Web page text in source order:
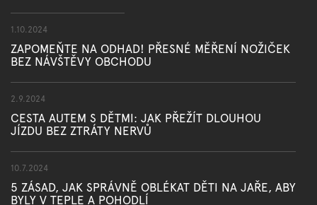
1.10.2024
ZAPOMEŇTE NA ODHAD! PŘESNÉ MĚŘENÍ NOŽIČEK
BEZ NÁVŠTĚVY OBCHODU
2.9.2024
CESTA AUTEM S DĚTMI: JAK PŘEŽÍT DLOUHOU
JÍZDU BEZ ZTRÁTY NERVŮ
10.7.2024
5 ZÁSAD, JAK SPRÁVNĚ OBLÉKAT DĚTI NA JAŘE, ABY
BYLY V TEPLE A POHODLÍ